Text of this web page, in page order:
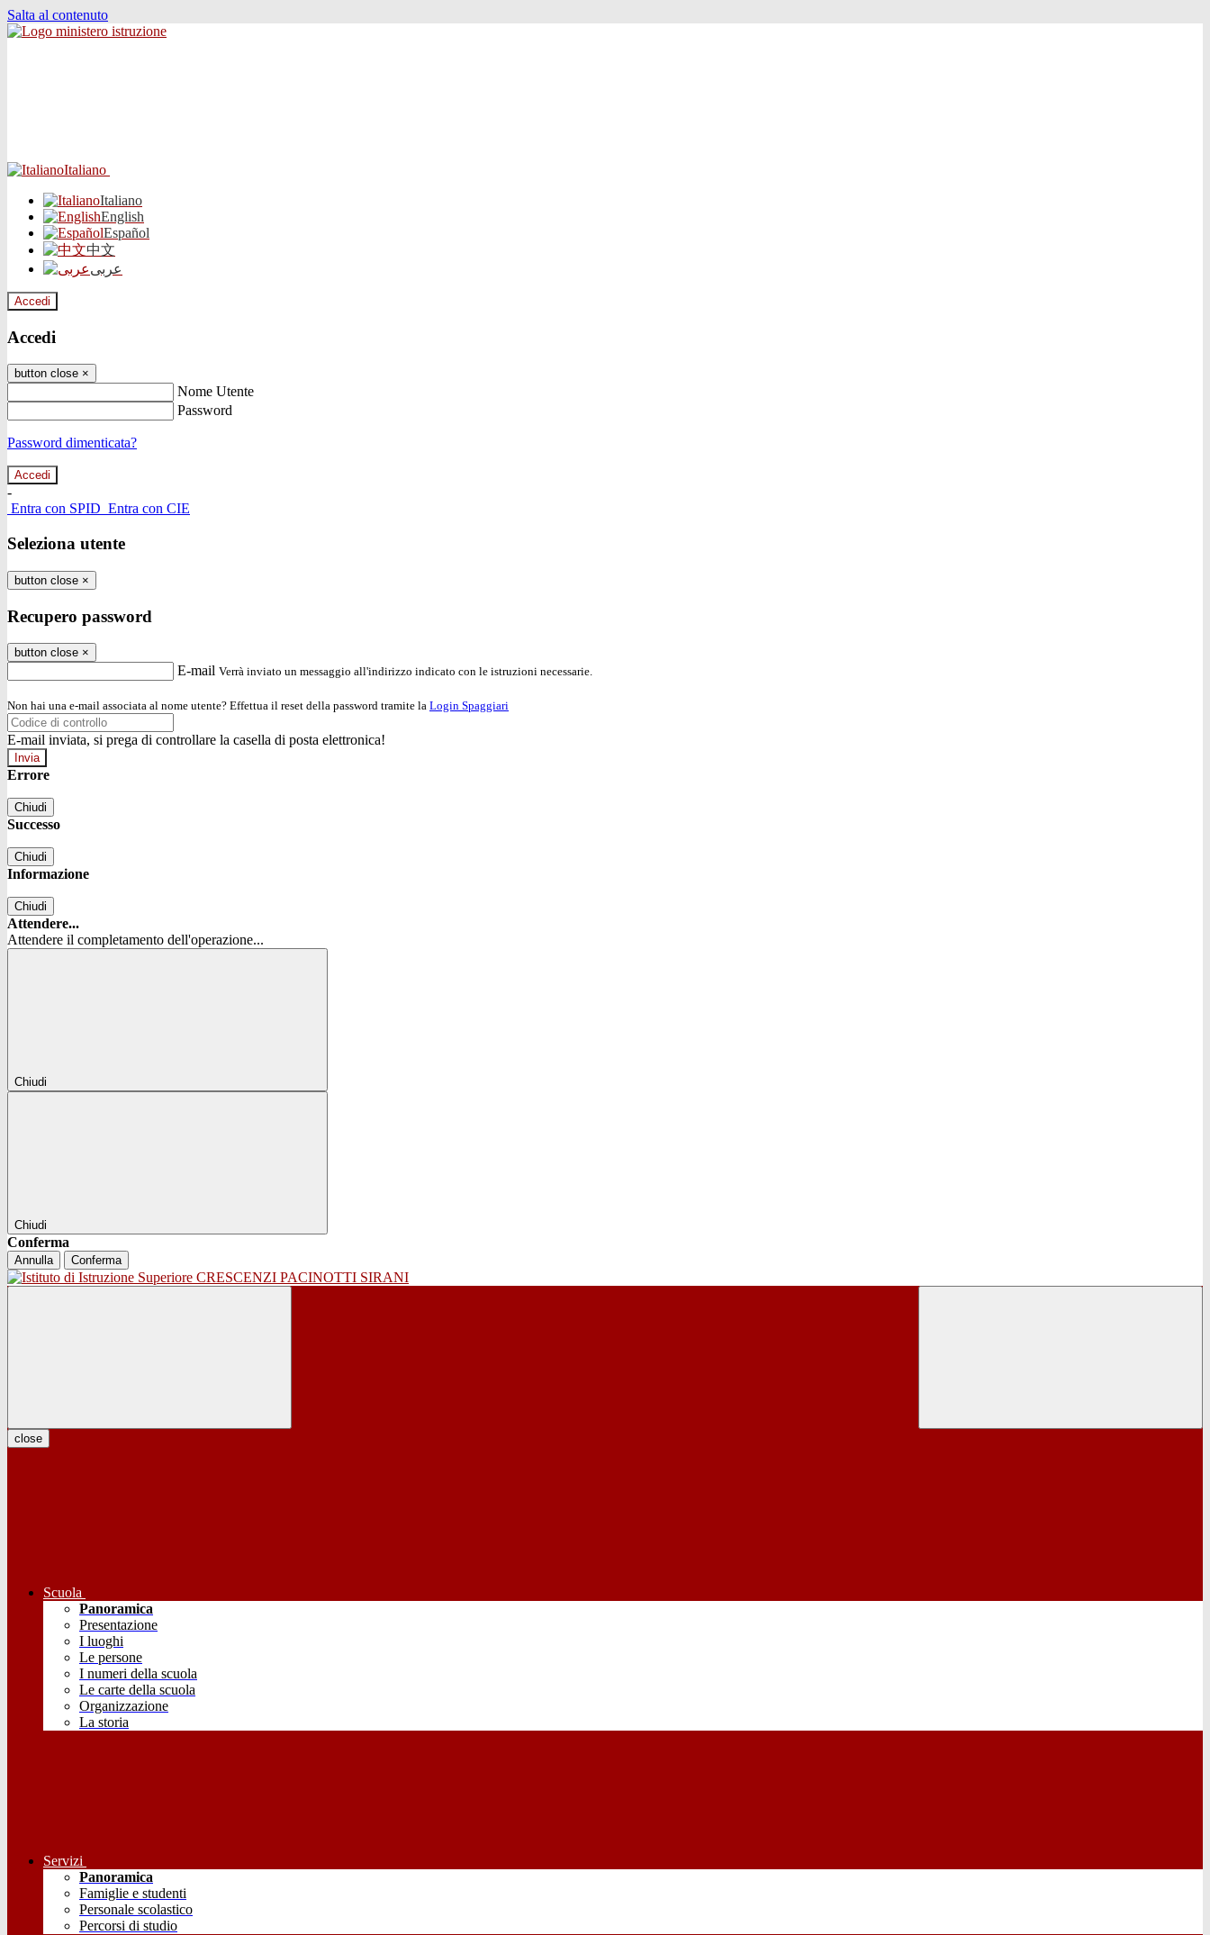
Salta al contenuto
Italiano
Italiano
English
Español
中文
عربى
Accedi
Accedi
button close ×
Nome Utente
Password
Password dimenticata?
-
Entra con SPID Entra con CIE
Seleziona utente
button close ×
Recupero password
button close ×
E-mail Verrà inviato un messaggio all'indirizzo indicato con le istruzioni necessarie.
Non hai una e-mail associata al nome utente? Effettua il reset della password tramite la Login Spaggiari
E-mail inviata, si prega di controllare la casella di posta elettronica!
Errore
Chiudi
Successo
Chiudi
Informazione
Chiudi
Attendere...
Attendere il completamento dell'operazione...
Chiudi
Chiudi
Conferma
Annulla Conferma
close
Scuola
Panoramica
Presentazione
I luoghi
Le persone
I numeri della scuola
Le carte della scuola
Organizzazione
La storia
Servizi
Panoramica
Famiglie e studenti
Personale scolastico
Percorsi di studio